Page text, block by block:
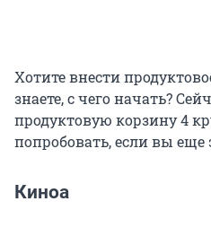
Хотите внести
знаете, с чего начать?
продуктовую корзину 4
попробовать, если вы еще
Киноа